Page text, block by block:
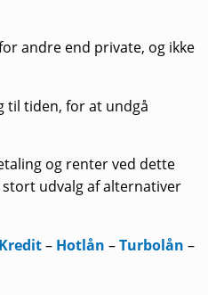
andre end private, og ikke
til tiden, for at undgå
og renter ved dette
udvalg af alternativer
– Hotlån –Turbolån –